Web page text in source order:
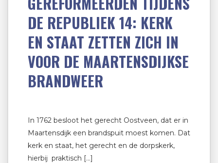
DE REPUBLIEK 14: KERK
EN STAAT ZETTEN ZICH IN
VOOR DE MAARTENSDIJKSE
BRANDWEER
In 1762 besloot het gerecht Oostveen, dat er in
Maartensdijk een brandspuit moest komen. Dat
kerk en staat, het gerecht en de dorpskerk,
hierbij praktisch […]